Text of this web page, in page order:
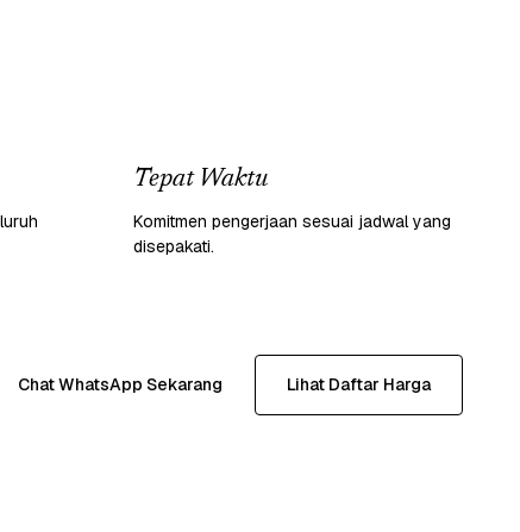
Tepat Waktu
Komitmen pengerjaan sesuai jadwal yang
disepakati.
Chat WhatsApp Sekarang Lihat Daftar Harga